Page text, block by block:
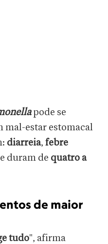
pode se
mal-estar estomacal
diarreia, febre
duram de quatro a
de maior
tudo", afirma